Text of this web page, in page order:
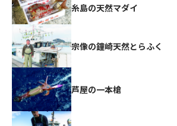
糸島の天然マダイ
宗像の鐘崎天然とらふく
芦屋の一本槍